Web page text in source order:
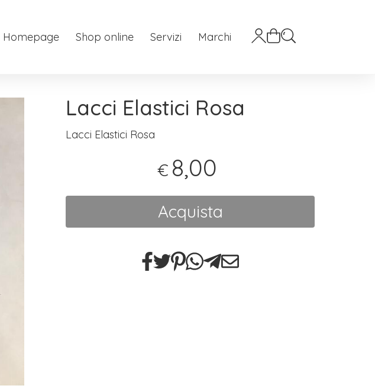
Homepage Shop online Servizi Marchi
Lacci Elastici Rosa
Lacci Elastici Rosa
€ 8,00
Acquista